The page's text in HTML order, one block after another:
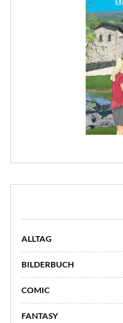
ALLTAG
BILDERBUCH
COMIC
FANTASY